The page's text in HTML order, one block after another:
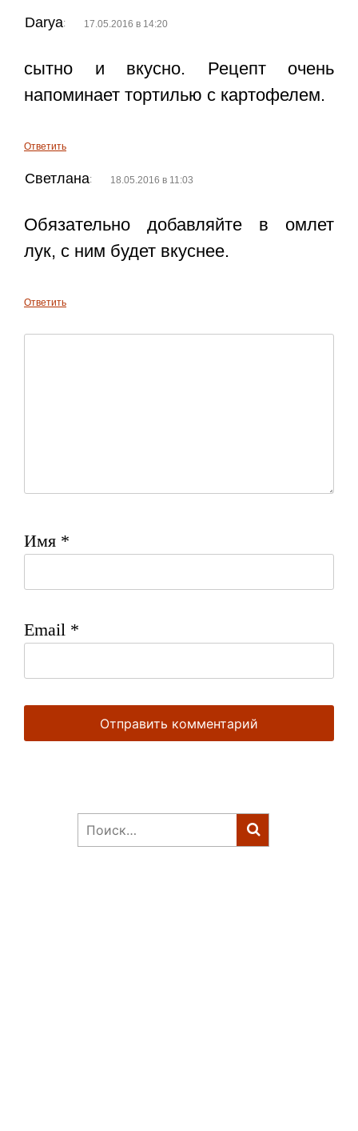
Darya: 17.05.2016 в 14:20
сытно и вкусно. Рецепт очень
напоминает тортилью с картофелем.
Ответить
Светлана: 18.05.2016 в 11:03
Обязательно добавляйте в омлет
лук, с ним будет вкуснее.
Ответить
Имя *
Email *
Найти: